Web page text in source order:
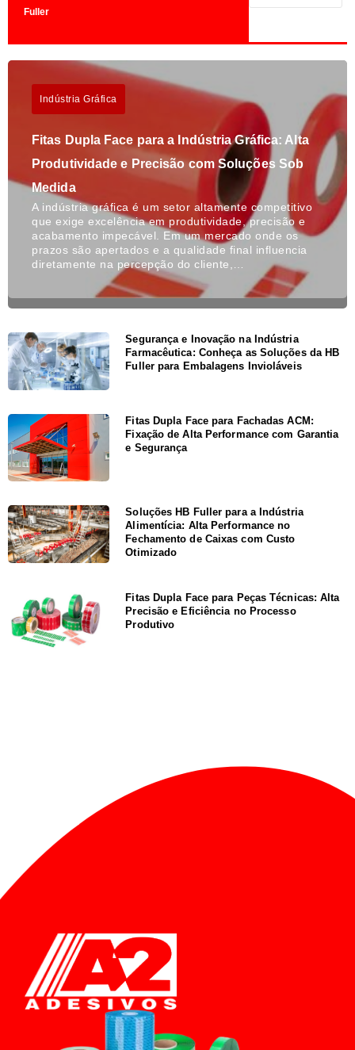
Fuller
Indústria Gráfica
Fitas Dupla Face para a Indústria Gráfica: Alta
Produtividade e Precisão com Soluções Sob
Medida
A indústria gráfica é um setor altamente competitivo
que exige excelência em produtividade, precisão e
acabamento impecável. Em um mercado onde os
prazos são apertados e a qualidade final influencia
diretamente na percepção do cliente,…
Segurança e Inovação na Indústria
Farmacêutica: Conheça as Soluções da HB
Fuller para Embalagens Invioláveis
Fitas Dupla Face para Fachadas ACM:
Fixação de Alta Performance com Garantia
e Segurança
Soluções HB Fuller para a Indústria
Alimentícia: Alta Performance no
Fechamento de Caixas com Custo
Otimizado
Fitas Dupla Face para Peças Técnicas: Alta
Precisão e Eficiência no Processo
Produtivo